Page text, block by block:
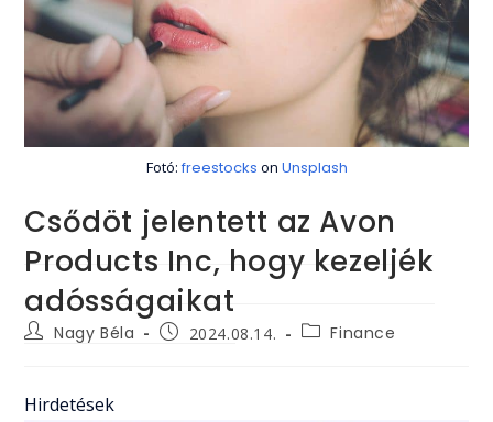
Fotó: freestocks on Unsplash
Csődöt jelentett az Avon
Products Inc, hogy kezeljék
adósságaikat
PostNagy Béla
Post2024.08.14.
PostFinance
Hirdetések